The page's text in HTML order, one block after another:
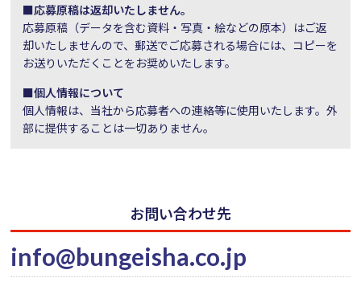
■応募原稿は返却いたしません。
応募原稿（データを含む資料・写真・絵などの原本）はご返
却いたしませんので、郵送でご応募される場合には、コピーを
お送りいただくことをお奨めいたします。
■個人情報について
個人情報は、当社から応募者への連絡等に使用いたします。外
部に提供することは一切ありません。
お問い合わせ先
info@bungeisha.co.jp